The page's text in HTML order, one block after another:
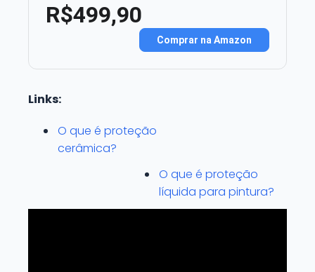
R$499,90
Comprar na Amazon
Links:
O que é proteção
cerâmica?
O que é proteção
líquida para pintura?